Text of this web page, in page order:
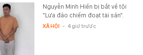
Nguyễn Minh Hiền bị bắt về tội
"Lừa đảo chiếm đoạt tài sản".
XÃ HỘI - 4 giờ trước